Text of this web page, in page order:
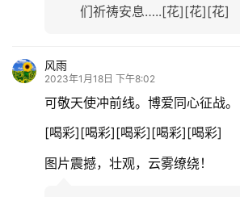
们祈祷安息…..[花][花][花]
风雨
2023年1月18日 下午8:02
可敬天使冲前线。博爱同心征战。
[喝彩][喝彩][喝彩][喝彩][喝彩]
图片震撼，壮观，云雾缭绕！